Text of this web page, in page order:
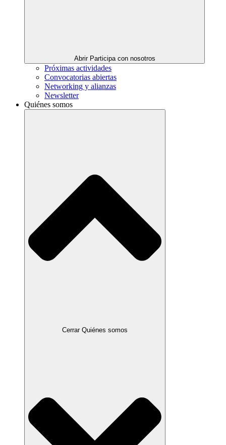
Abrir Participa con nosotros
Próximas actividades
Convocatorias abiertas
Networking y alianzas
Newsletter
Quiénes somos
Cerrar Quiénes somos